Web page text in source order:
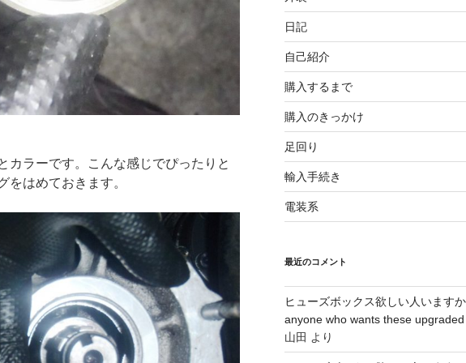
カラーです。こんな感じでぴったりと
をはめておきます。
日記
自己紹介
購入するまで
購入のきっかけ
足回り
輸入手続き
電装系
最近のコメント
ヒューズボックス欲しい人います
anyone who wants these
山田 より